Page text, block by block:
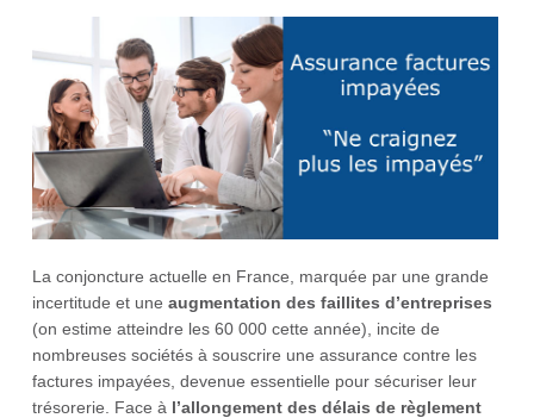
La conjoncture actuelle en France, marquée par une grande
incertitude et une augmentation des faillites d’entreprises
(on estime atteindre les 60 000 cette année), incite de
nombreuses sociétés à souscrire une assurance contre les
factures impayées, devenue essentielle pour sécuriser leur
trésorerie. Face à l’allongement des délais de règlement